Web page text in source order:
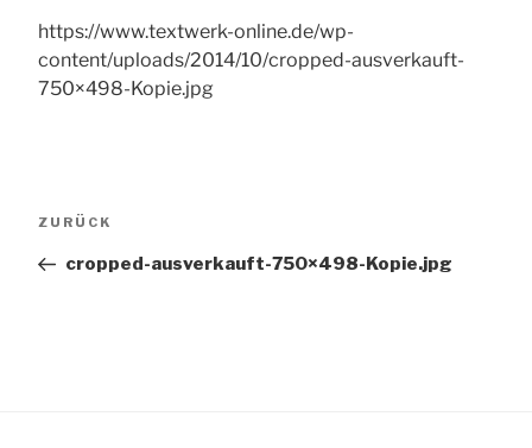
https://www.textwerk-online.de/wp-
content/uploads/2014/10/cropped-ausverkauft-
750×498-Kopie.jpg
Vorheriger
ZURÜCK
cropped-ausverkauft-750×498-Kopie.jpg